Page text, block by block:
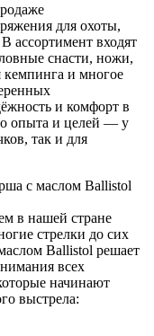
для охоты,
ассортимент входят
снасти, ножи,
кемпинга и многое
и комфорт в
опыта и целей — у
так и для
с маслом Ballistol
в нашей стране
стрелки до сих
Ballistol решает
всех
начинают
выстрела: